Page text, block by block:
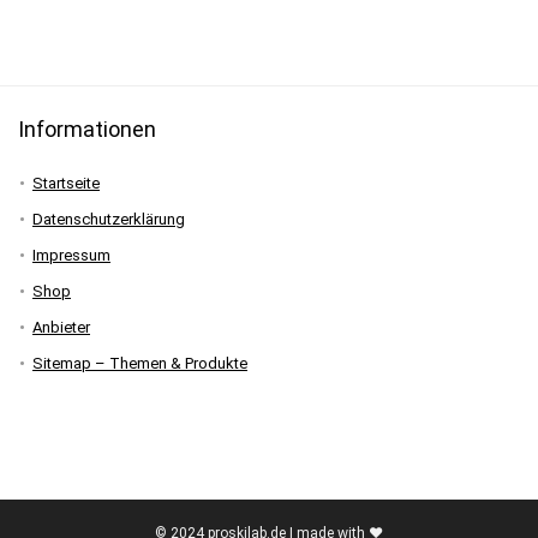
Informationen
Startseite
Datenschutzerklärung
Impressum
Shop
Anbieter
Sitemap – Themen & Produkte
© 2024 proskilab.de | made with ♥